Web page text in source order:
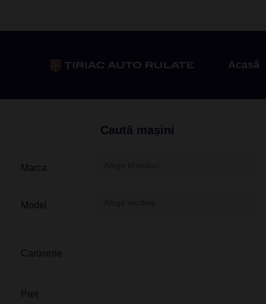
Acasă
Caută mașini
Marca
Model
Caroserie
Preț